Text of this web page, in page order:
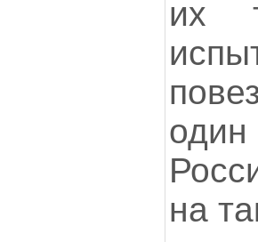
их
на